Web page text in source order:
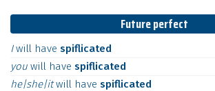
Future perfect
Iwill have spiflicated
you will have spiflicated
he|she|itwill have spiflicated